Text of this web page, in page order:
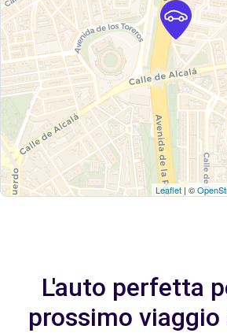
Leaflet | ©
L'auto perfetta
prossimo viaggio